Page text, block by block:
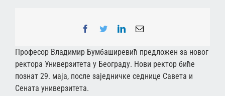
Facebook
TwitterLinkedInEmail
Професор Владимир Бумбаширевић предложен за новог
ректора Универзитета у Београду. Нови ректор биће
познат 29. маја, после заједничке седнице Савета и
Сената универзитета.